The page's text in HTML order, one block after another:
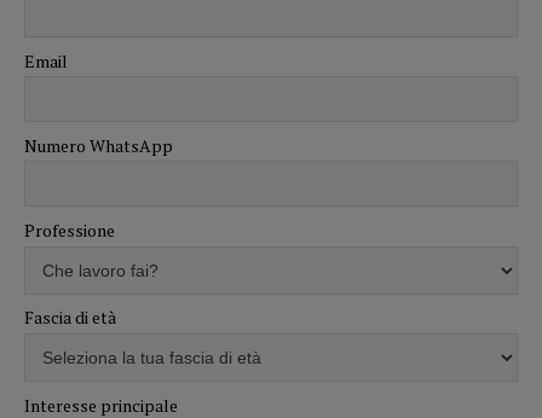
Email
Numero WhatsApp
Professione
Fascia di età
Interesse principale